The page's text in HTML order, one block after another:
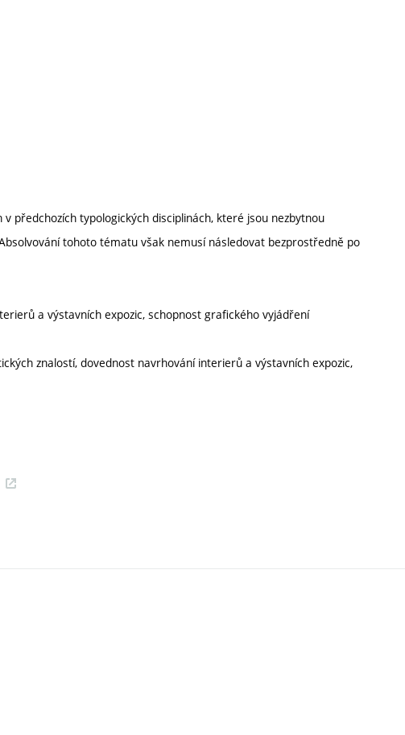
předchozích typologických disciplinách, které jsou nezbytnou
tohoto tématu však nemusí následovat bezprostředně po
a výstavních expozic, schopnost grafického vyjádření
znalostí, dovednost navrhování interierů a výstavních expozic,